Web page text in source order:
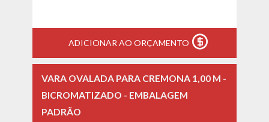
ADICIONAR AO ORÇAMENTO
VARA OVALADA PARA CREMONA 1,00 M -
BICROMATIZADO - EMBALAGEM
PADRÃO